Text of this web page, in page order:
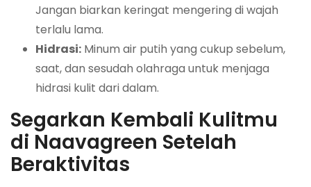
Jangan biarkan keringat mengering di wajah
terlalu lama.
Hidrasi: Minum air putih yang cukup sebelum,
saat, dan sesudah olahraga untuk menjaga
hidrasi kulit dari dalam.
Segarkan Kembali Kulitmu
di Naavagreen Setelah
Beraktivitas